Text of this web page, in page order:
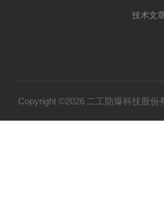
技术文
Copyright ©2026 二工防爆科技股